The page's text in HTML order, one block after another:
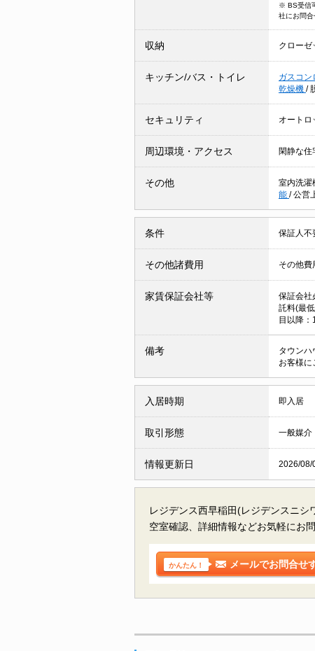
※ BS受信
社にお問合
収納 クローゼ
キッチン/バス・トイレ ガスコン
乾燥機 /
セキュリティ オートロ
周辺環境・アクセス 閑静な住
その他 室内洗濯
能 /公営
条件 保証人不
その他諸費用 その他費
家賃保証会社等
保証会社
託料(最
目以降
備考
タウンハ
お客様に
入居時期 即入居
取引形態 一般媒介
情報更新日 2026/08/
レジデンス西早稲田(レジデンスニ
空室確認、詳細情報などお気軽にお
かんたん！ メールでお問合せ